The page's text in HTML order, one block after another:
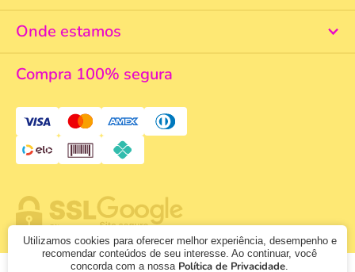
Onde estamos
Compra 100% segura
Utilizamos cookies para oferecer melhor experiência, desempenho e
recomendar conteúdos de seu interesse. Ao continuar, você
concorda com a nossa Política de Privacidade.